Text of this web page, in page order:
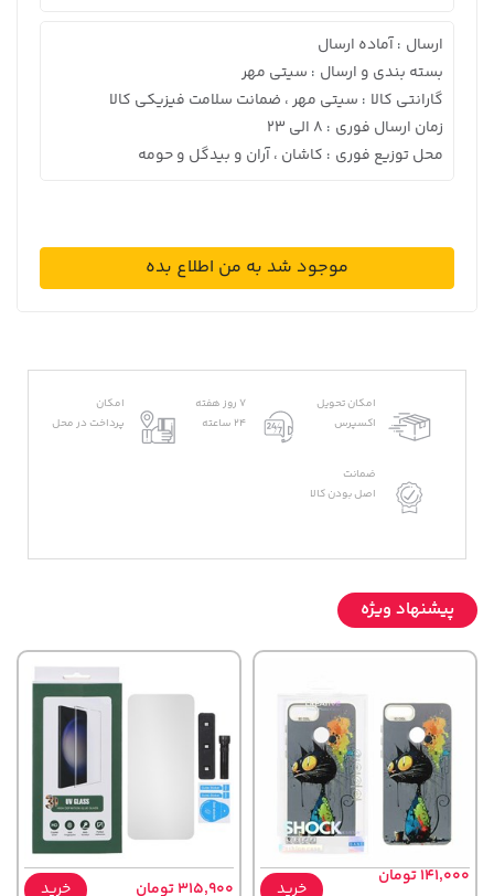
ارسال : آماده ارسال
بسته بندی و ارسال : سیتی مهر
گارانتی کالا : سیتی مهر ، ضمانت سلامت فیزیکی کالا
زمان ارسال فوری : 8 الی 23
محل توزیع فوری : کاشان ، آران و بیدگل و حومه
موجود شد به من اطلاع بده
امکان تحویل
اکسپرس
7 روز هفته
24 ساعته
امکان
پرداخت در محل
ضمانت
اصل بودن کالا
پیشنهاد ویژه
141,000 تومان
خرید 315,900 تومان خرید